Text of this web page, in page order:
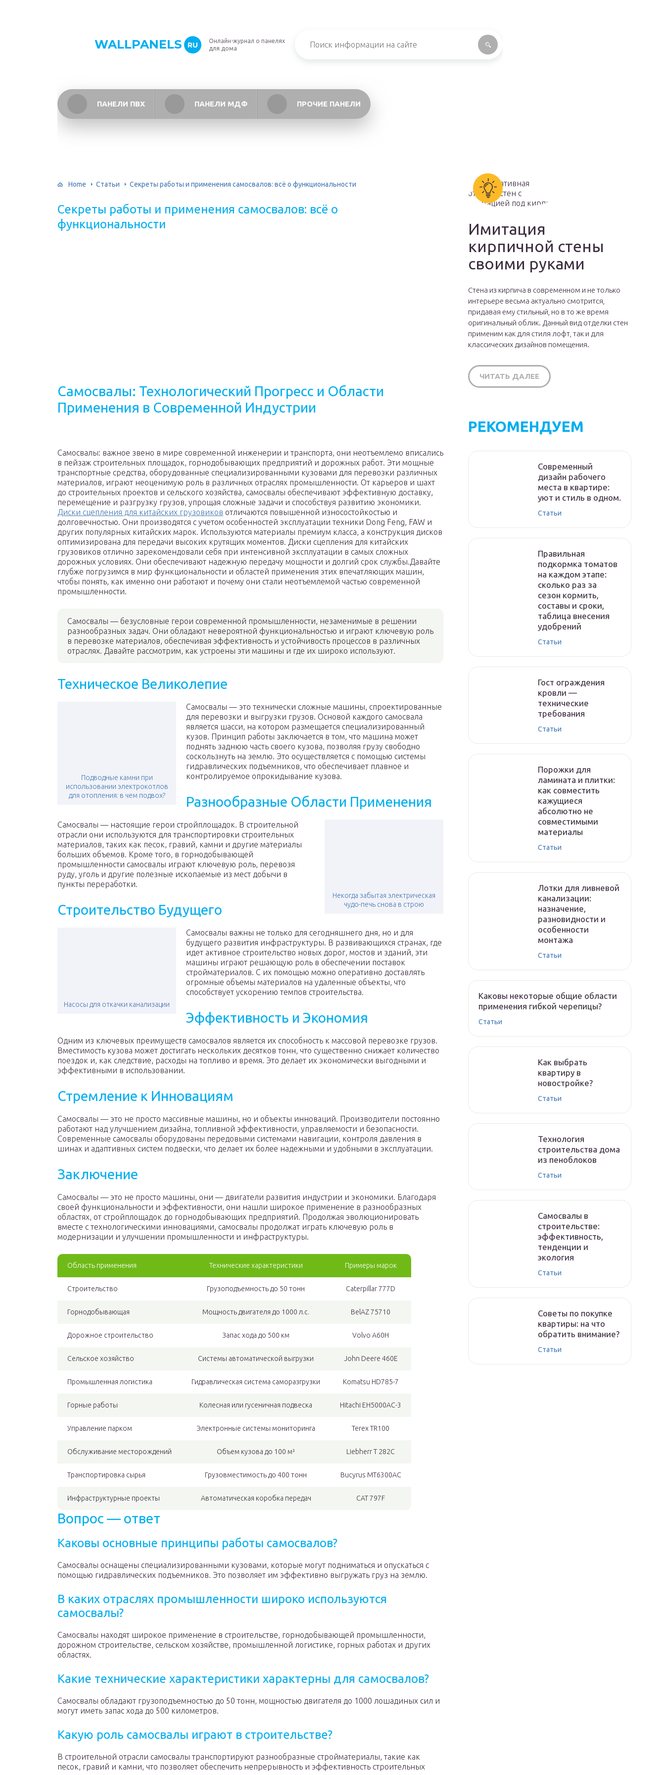
WALLPANELS RU
Онлайн-журнал о панелях
для дома
ПАНЕЛИ ПВХ ПАНЕЛИ МДФ ПРОЧИЕ ПАНЕЛИ
Home Статьи Секреты работы и применения самосвалов: всё о функциональности
Секреты работы и применения самосвалов: всё о
функциональности
Самосвалы: Технологический Прогресс и Области
Применения в Современной Индустрии
Самосвалы: важное звено в мире современной инженерии и транспорта, они неотъемлемо вписались
в пейзаж строительных площадок, горнодобывающих предприятий и дорожных работ. Эти мощные
транспортные средства, оборудованные специализированными кузовами для перевозки различных
материалов, играют неоценимую роль в различных отраслях промышленности. От карьеров и шахт
до строительных проектов и сельского хозяйства, самосвалы обеспечивают эффективную доставку,
перемещение и разгрузку грузов, упрощая сложные задачи и способствуя развитию экономики.
Диски сцепления для китайских грузовиков отличаются повышенной износостойкостью и
долговечностью. Они производятся с учетом особенностей эксплуатации техники Dong Feng, FAW и
других популярных китайских марок. Используются материалы премиум класса, а конструкция дисков
оптимизирована для передачи высоких крутящих моментов. Диски сцепления для китайских
грузовиков отлично зарекомендовали себя при интенсивной эксплуатации в самых сложных
дорожных условиях. Они обеспечивают надежную передачу мощности и долгий срок службы.Давайте
глубже погрузимся в мир функциональности и областей применения этих впечатляющих машин,
чтобы понять, как именно они работают и почему они стали неотъемлемой частью современной
промышленности.
Самосвалы — безусловные герои современной промышленности, незаменимые в решении
разнообразных задач. Они обладают невероятной функциональностью и играют ключевую роль
в перевозке материалов, обеспечивая эффективность и устойчивость процессов в различных
отраслях. Давайте рассмотрим, как устроены эти машины и где их широко используют.
Техническое Великолепие
Подводные камни при
использовании электрокотлов
для отопления: в чем подвох?
Самосвалы — это технически сложные машины, спроектированные
для перевозки и выгрузки грузов. Основой каждого самосвала
является шасси, на котором размещается специализированный
кузов. Принцип работы заключается в том, что машина может
поднять заднюю часть своего кузова, позволяя грузу свободно
соскользнуть на землю. Это осуществляется с помощью системы
гидравлических подъемников, что обеспечивает плавное и
контролируемое опрокидывание кузова.
Разнообразные Области Применения
Некогда забытая электрическая
чудо-печь снова в строю
Самосвалы — настоящие герои стройплощадок. В строительной
отрасли они используются для транспортировки строительных
материалов, таких как песок, гравий, камни и другие материалы
больших объемов. Кроме того, в горнодобывающей
промышленности самосвалы играют ключевую роль, перевозя
руду, уголь и другие полезные ископаемые из мест добычи в
пункты переработки.
Строительство Будущего
Насосы для откачки канализации
Самосвалы важны не только для сегодняшнего дня, но и для
будущего развития инфраструктуры. В развивающихся странах, где
идет активное строительство новых дорог, мостов и зданий, эти
машины играют решающую роль в обеспечении поставок
стройматериалов. С их помощью можно оперативно доставлять
огромные объемы материалов на удаленные объекты, что
способствует ускорению темпов строительства.
Эффективность и Экономия
Одним из ключевых преимуществ самосвалов является их способность к массовой перевозке грузов.
Вместимость кузова может достигать нескольких десятков тонн, что существенно снижает количество
поездок и, как следствие, расходы на топливо и время. Это делает их экономически выгодными и
эффективными в использовании.
Стремление к Инновациям
Самосвалы — это не просто массивные машины, но и объекты инноваций. Производители постоянно
работают над улучшением дизайна, топливной эффективности, управляемости и безопасности.
Современные самосвалы оборудованы передовыми системами навигации, контроля давления в
шинах и адаптивных систем подвески, что делает их более надежными и удобными в эксплуатации.
Заключение
Самосвалы — это не просто машины, они — двигатели развития индустрии и экономики. Благодаря
своей функциональности и эффективности, они нашли широкое применение в разнообразных
областях, от стройплощадок до горнодобывающих предприятий. Продолжая эволюционировать
вместе с технологическими инновациями, самосвалы продолжат играть ключевую роль в
модернизации и улучшении промышленности и инфраструктуры.
Область применения Технические характеристики Примеры марок
Строительство Грузоподъемность до 50 тонн Caterpillar 777D
Горнодобывающая Мощность двигателя до 1000 л.с. BelAZ 75710
Дорожное строительство Запас хода до 500 км Volvo A60H
Сельское хозяйство Системы автоматической выгрузки John Deere 460E
Промышленная логистика Гидравлическая система саморазгрузки Komatsu HD785-7
Горные работы Колесная или гусеничная подвеска Hitachi EH5000AC-3
Управление парком Электронные системы мониторинга Terex TR100
Обслуживание месторождений Объем кузова до 100 м³ Liebherr T 282C
Транспортировка сырья Грузовместимость до 400 тонн Bucyrus MT6300AC
Инфраструктурные проекты Автоматическая коробка передач CAT 797F
Вопрос — ответ
Каковы основные принципы работы самосвалов?
Самосвалы оснащены специализированными кузовами, которые могут подниматься и опускаться с
помощью гидравлических подъемников. Это позволяет им эффективно выгружать груз на землю.
В каких отраслях промышленности широко используются
самосвалы?
Самосвалы находят широкое применение в строительстве, горнодобывающей промышленности,
дорожном строительстве, сельском хозяйстве, промышленной логистике, горных работах и других
областях.
Какие технические характеристики характерны для самосвалов?
Самосвалы обладают грузоподъемностью до 50 тонн, мощностью двигателя до 1000 лошадиных сил и
могут иметь запас хода до 500 километров.
Какую роль самосвалы играют в строительстве?
В строительной отрасли самосвалы транспортируют разнообразные стройматериалы, такие как
песок, гравий и камни, что позволяет обеспечить непрерывность и эффективность строительных
Имитация
кирпичной стены
своими руками
Стена из кирпича в современном и не только
интерьере весьма актуально смотрится,
придавая ему стильный, но в то же время
оригинальный облик. Данный вид отделки стен
применим как для стиля лофт, так и для
классических дизайнов помещения.
ЧИТАТЬ ДАЛЕЕ
РЕКОМЕНДУЕМ
Современный
дизайн рабочего
места в квартире:
уют и стиль в одном.
Статьи
Правильная
подкормка томатов
на каждом этапе:
сколько раз за
сезон кормить,
составы и сроки,
таблица внесения
удобрений
Статьи
Гост ограждения
кровли —
технические
требования
Статьи
Порожки для
ламината и плитки:
как совместить
кажущиеся
абсолютно не
совместимыми
материалы
Статьи
Лотки для ливневой
канализации:
назначение,
разновидности и
особенности
монтажа
Статьи
Каковы некоторые общие области
применения гибкой черепицы?
Статьи
Как выбрать
квартиру в
новостройке?
Статьи
Технология
строительства дома
из пеноблоков
Статьи
Самосвалы в
строительстве:
эффективность,
тенденции и
экология
Статьи
Советы по покупке
квартиры: на что
обратить внимание?
Статьи